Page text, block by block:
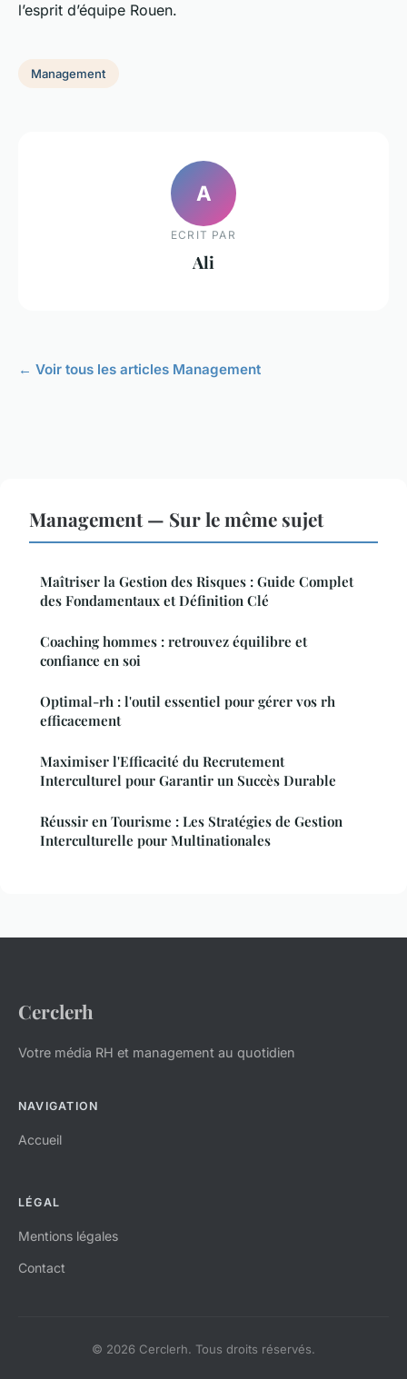
l’esprit d’équipe Rouen.
Management
A
ECRIT PAR
Ali
← Voir tous les articles Management
Management — Sur le même sujet
Maîtriser la Gestion des Risques : Guide Complet
des Fondamentaux et Définition Clé
Coaching hommes : retrouvez équilibre et
confiance en soi
Optimal-rh : l'outil essentiel pour gérer vos rh
efficacement
Maximiser l'Efficacité du Recrutement
Interculturel pour Garantir un Succès Durable
Réussir en Tourisme : Les Stratégies de Gestion
Interculturelle pour Multinationales
Cerclerh
Votre média RH et management au quotidien
NAVIGATION
Accueil
LÉGAL
Mentions légales
Contact
© 2026 Cerclerh. Tous droits réservés.